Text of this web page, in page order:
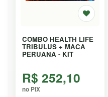
COMBO HEALTH LIFE
TRIBULUS + MACA
PERUANA - KIT
R$ 252,10
no PIX